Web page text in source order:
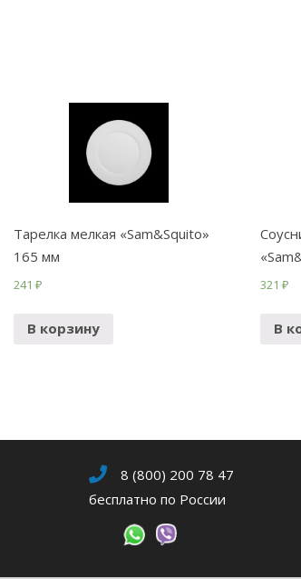
Тарелка мелкая «Sam&Squito»
165 мм
241₽
В корзину
321 ₽
В
8 (800) 200 78 47
бесплатно по России